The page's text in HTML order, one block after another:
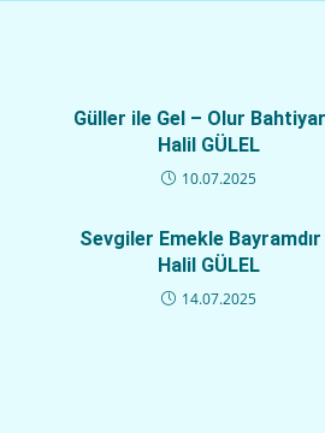
Güller ile Gel – Olur
Halil GÜLEL
10.07.2025
Sevgiler Emekle
Halil GÜLEL
14.07.2025